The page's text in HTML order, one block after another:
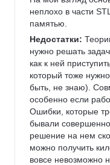
неплохо в части
памятью.
Недостатки:
нужно решать
как к ней
который тоже
быть, не знаю).
особенно если
Ошибки, которые
бывали
решение на нем
можно получить
вовсе невозможно